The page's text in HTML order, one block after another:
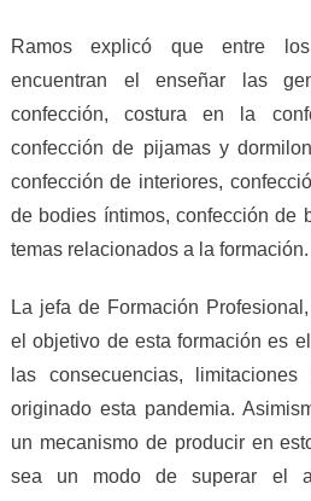
Ramos explicó que entre
encuentran el enseñar las
confección, costura en la
confección de pijamas y
confección de interiores,
de bodies íntimos, confección de
temas relacionados a la formación.
La jefa de Formación
el objetivo de esta formación es
las consecuencias,
originado esta pandemia. As
un mecanismo de producir en
sea un modo de superar el